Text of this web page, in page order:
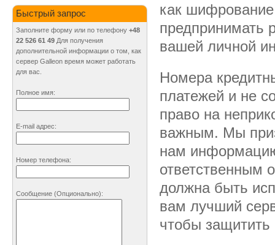
как
предпринимать
вашей личной
Номера
платежей и не
право на
важным. Мы
нам
ответственным
должна быть
вам лучший
чтобы
Быстрый запрос
Заполните форму или по телефону +48
22 526 61 49 Для получения
дополнительной информации о том, как
сервер Galleon время может работать
для вас.
Полное имя:
E-mail адрес:
Номер телефона:
Сообщение (Опционально):